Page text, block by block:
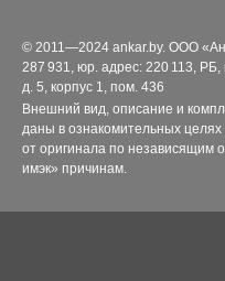
© 2011—2024 ankar.by. ООО
287 931, юр. адрес: 220 113,
д. 5, корпус 1, пом. 436
Внешний вид, описание и
даны в ознакомительных целях
от оригинала по независящим
имэк» причинам.